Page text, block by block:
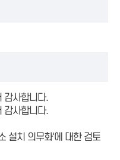
감사합니다.
감사합니다.
설치 의무화'에 대한 검토